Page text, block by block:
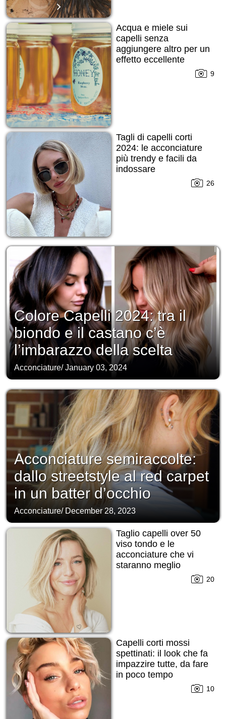
Acqua e miele sui
capelli senza
aggiungere altro per un
effetto eccellente
9
Tagli di capelli corti
2024: le acconciature
più trendy e facili da
indossare
indipendentemente
26
Colore Capelli 2024: tra il
biondo e il castano c’è
l’imbarazzo della scelta
Acconciature/January 03, 2024
Acconciature semiraccolte:
dallo streetstyle al red carpet
in un batter d’occhio
Acconciature/ December 28, 2023
Taglio capelli over 50
viso tondo e le
acconciature che vi
staranno meglio
20
Capelli corti mossi
spettinati: il look che fa
impazzire tutte, da fare
in poco tempo
10